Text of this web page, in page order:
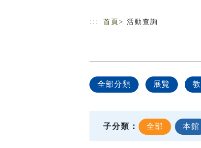
::: 首頁 > 活動查詢
全部分類 展覽
子分類： 全部 本館